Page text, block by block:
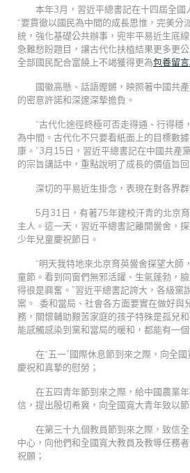
本年3月，習近平總書記在十四屆全國
“要貫徹以國民為中間的成長思惟，完美分
統，強化基礎公共辦事，兜牢平易近生底
急難愁盼題目，讓古代化扶植結果更多更
全部國民配合富饒上不竭獲得更為包養留
國徽高懸、話語鏗鏘，映照著中國共
的密意許諾和深邃深摯擔負。
“古代化途徑終極可否走得通、行得穩
為中間。古代化不只要看紙面上的目標數
康。”3月15日，習近平總書記在中國共產
的宗旨講話中，重點說明了成長的價值旨回
深切的平易近生掛念，表現在對各界
5月31日，有著75年建校汗青的北京
主人。這一天，習近平總書記離開黌舍，
少年兒童慶祝節日。
“明天我特地來北京育英黌舍探望大師
童節。看到同窗們無邪活躍、生氣蓬勃，
得很是興奮。”習近平總書記誇大，各級黨
案。 .委和當局、社會各方面要實在做好與
務，關懷輔助艱苦家庭的孩子特殊是孤兒
能感觸感染到黨和當局的暖和，都能有一
在“五一”國際休息節到來之際，向全
慶祝和真摯的慰勞；
在五四青年節到來之際，給中國農業
信，提出殷切希冀，向全國寬大青年致以節
在第三十九個教員節到來之際，致信
中心，向他們和全國寬大教員及教導任務
祝願；